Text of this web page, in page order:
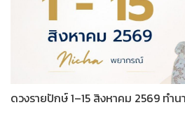
ดวงรายปักษ์ 1–15 สิงหาคม 2569 ท